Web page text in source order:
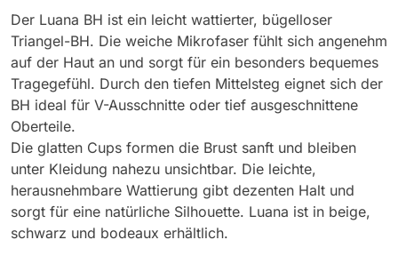
Der Luana BH ist ein leicht wattierter, bügelloser
Triangel-BH. Die weiche Mikrofaser fühlt sich angenehm
auf der Haut an und sorgt für ein besonders bequemes
Tragegefühl. Durch den tiefen Mittelsteg eignet sich der
BH ideal für V-Ausschnitte oder tief ausgeschnittene
Oberteile.
Die glatten Cups formen die Brust sanft und bleiben
unter Kleidung nahezu unsichtbar. Die leichte,
herausnehmbare Wattierung gibt dezenten Halt und
sorgt für eine natürliche Silhouette. Luana ist in beige,
schwarz und bodeaux erhältlich.